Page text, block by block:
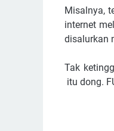
Misalnya,
internet
disalurkan
Tak
itu dong.